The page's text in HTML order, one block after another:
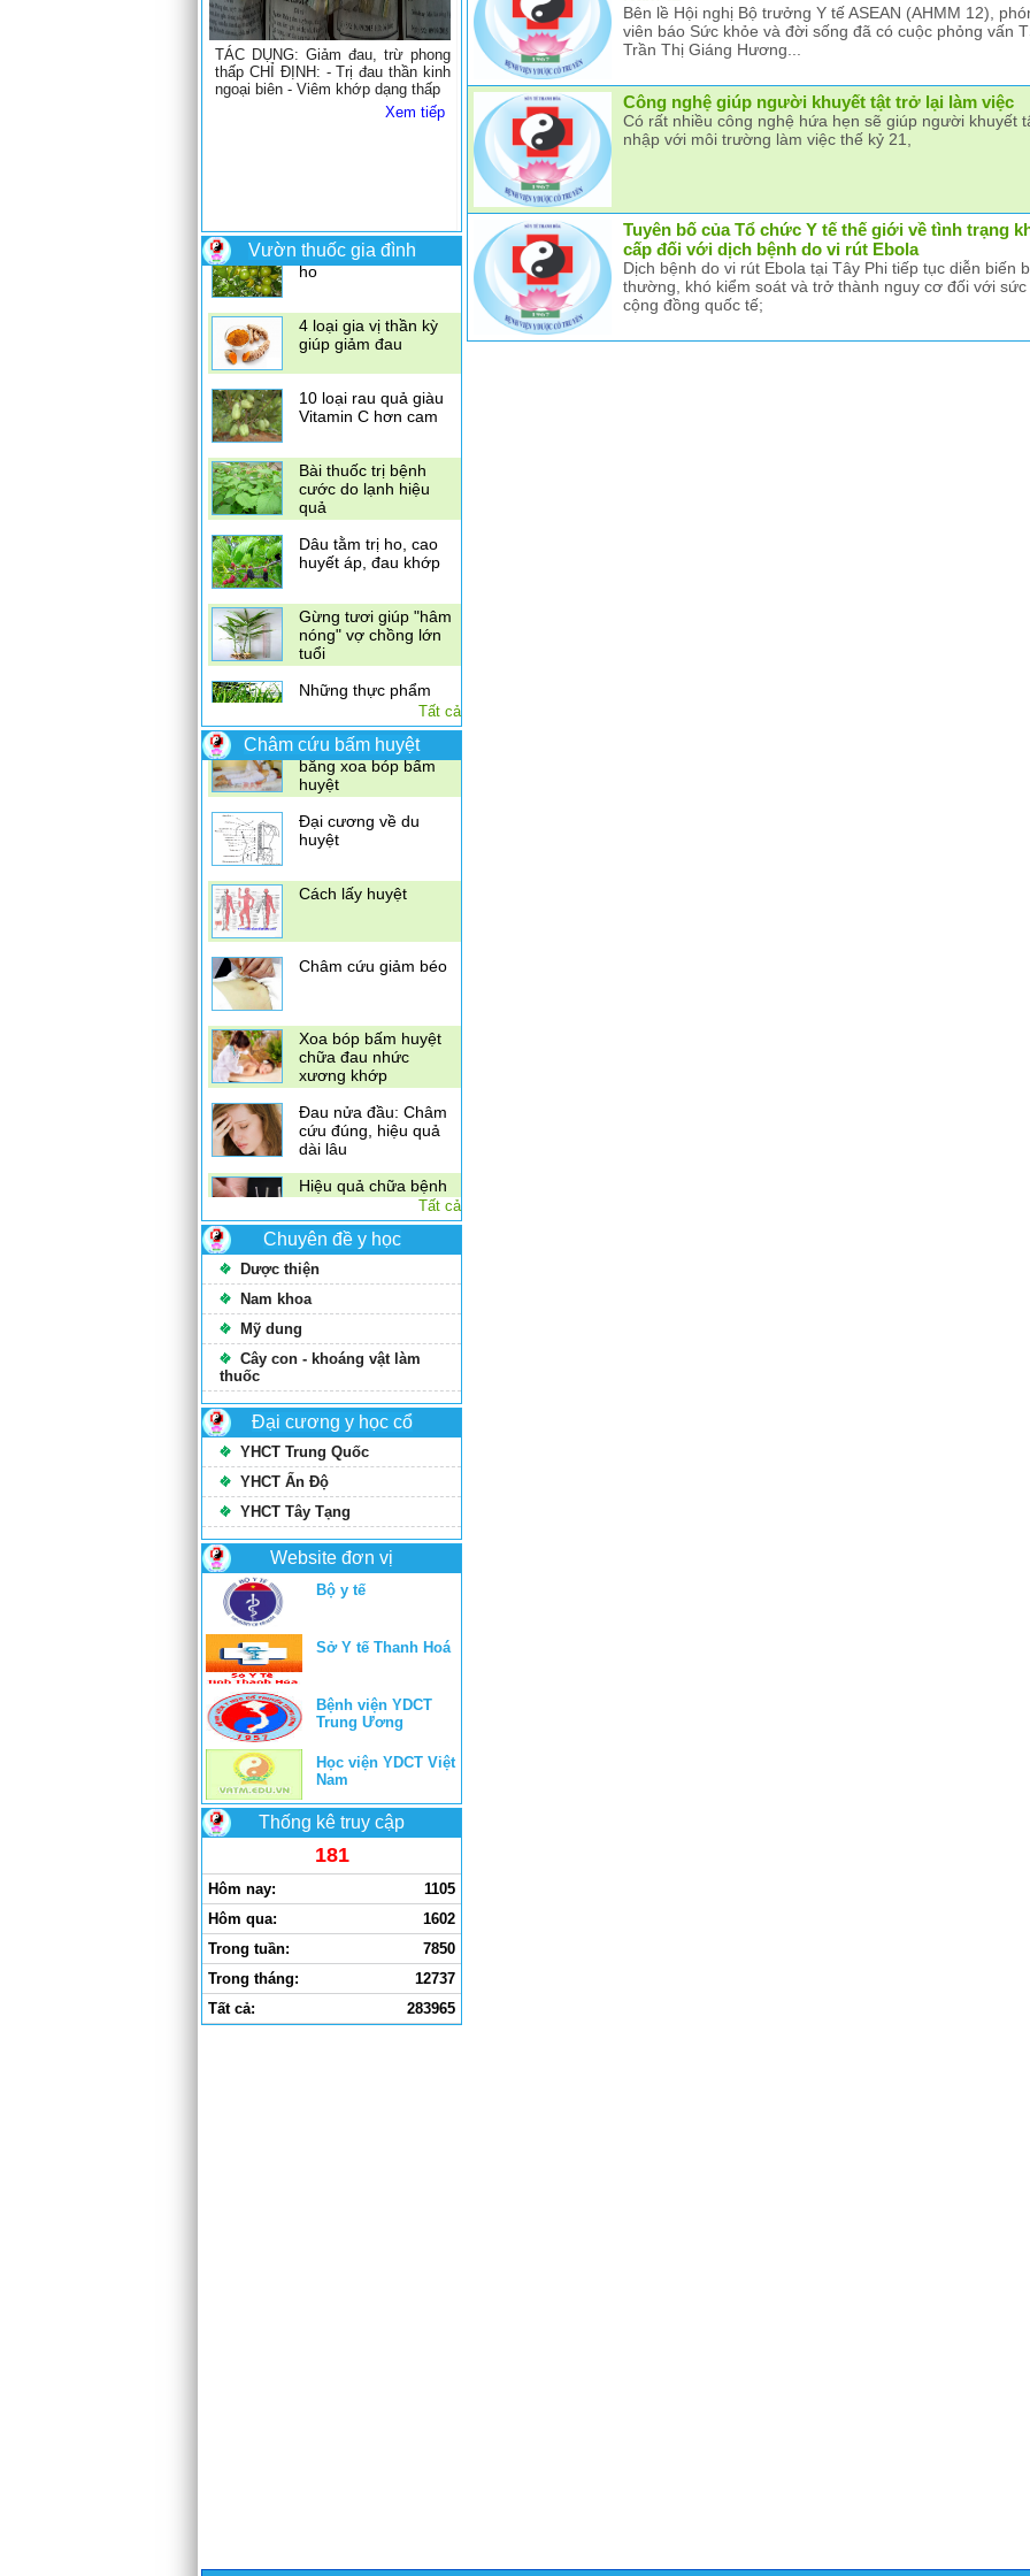
TÁC DỤNG: Giảm đau, trừ phong
thấp CHỈ ĐỊNH: - Trị đau thần kinh
ngoại biên - Viêm khớp dạng thấp
Xem tiếp
- Đẳng sâm, Bạch linh, Bạch truật,
Cam thảo: bổ tỳ ích khí - Đương
quy, Bạch thược, Thục địa: tư
dưỡng can huyết, điều huyết Phối
ngũ với Xuyên khung để đi vào
Vườn thuốc gia đình
ho
10 loại rau quả giàu
Vitamin C hơn cam
quả
Dâu tằm trị ho, cao
huyết áp, đau khớp
Gừng tươi giúp "hâm
tuổi
Những thực phẩm
vàng giải độc cho
gan
Tỏi có thể chống vi
khuẩn kháng thuốc
bệnh đường tiết niệu
Kết hợp diệp hạ châu
đắng, nhân trần,
vọng cách\
Tất cả
Châm cứu bấm huyệt
Điều trị đau vai gáy
bằng xoa bóp bấm
huyệt
Đại cương về du
huyệt
Cách lấy huyệt
xương khớp
Đau nửa đầu: Châm
cứu đúng, hiệu quả
dài lâu
Hiệu quả chữa bệnh
pháp châm cứu
Tất cả
Chuyên đề y học
Dược thiện
Nam khoa
Mỹ dung
Cây con - khoáng vật làm
thuốc
Đại cương y học cổ
YHCT Trung Quốc
YHCT Ấn Độ
YHCT Tây Tạng
Website đơn vị
Bộ y tế
Sở Y tế Thanh Hoá
Bệnh viện YDCT
Trung Ương
Học viện YDCT Việt
Nam
Thống kê truy cập
181
Hôm nay:
1105
Hôm qua:
1602
Trong tuần:
7850
Trong tháng:
12737
Tất cả:
283965
Bên lề Hội nghị Bộ trưởng Y tế ASEAN (AHMM 12),
viên báo Sức khỏe và đời sống đã có cuộc phỏng vấn
Trần Thị Giáng Hương...
Công nghệ giúp người khuyết tật trở lại làm việc
Có rất nhiều công nghệ hứa hẹn sẽ giúp người khuyết
nhập với môi trường làm việc thế kỷ 21,
Tuyên bố của Tổ chức Y tế thế giới về tình trạng
cấp đối với dịch bệnh do vi rút Ebola
Dịch bệnh do vi rút Ebola tại Tây Phi tiếp tục diễn biến
thường, khó kiểm soát và trở thành nguy cơ đối với sức
cộng đồng quốc tế;